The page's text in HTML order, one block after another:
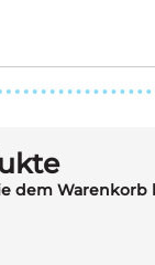
dem